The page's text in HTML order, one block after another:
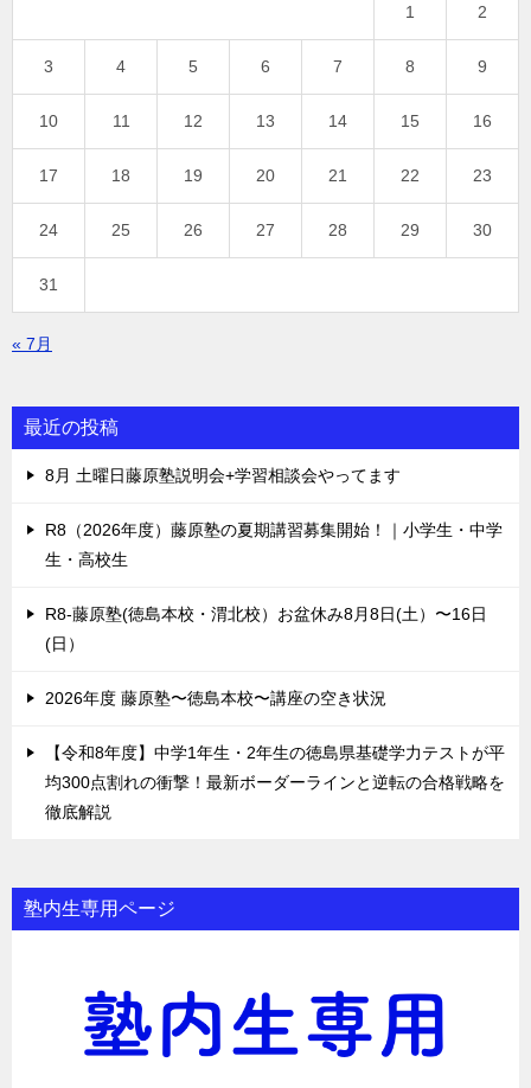
1 2
3 4 5 6 7 8 9
10 11 12 13 14 15 16
17 18 19 20 21 22 23
24 25 26 27 28 29 30
31
« 7月
最近の投稿
8月 土曜日藤原塾説明会+学習相談会やってます
R8（2026年度）藤原塾の夏期講習募集開始！｜小学生・中学
生・高校生
R8-藤原塾(徳島本校・渭北校）お盆休み8月8日(土）〜16日
(日）
2026年度 藤原塾〜徳島本校〜講座の空き状況
【令和8年度】中学1年生・2年生の徳島県基礎学力テストが平
均300点割れの衝撃！最新ボーダーラインと逆転の合格戦略を
徹底解説
塾内生専用ページ